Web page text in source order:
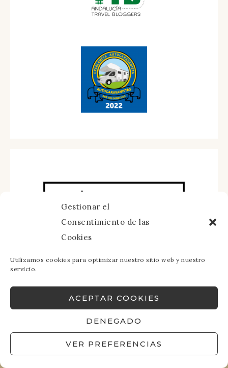
Gestionar el
Consentimiento de las
Cookies
Utilizamos cookies para optimizar nuestro sitio web y nuestro
servicio.
ACEPTAR COOKIES
DENEGADO
VER PREFERENCIAS